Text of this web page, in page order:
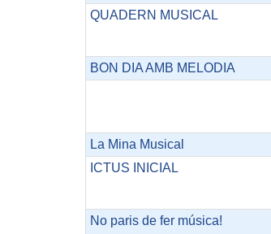
QUADERN MUSICAL
BON DIA AMB MELODIA
La Mina Musical
ICTUS INICIAL
No paris de fer música!